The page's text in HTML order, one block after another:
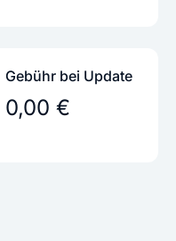
Gebühr bei Update
0,00 €